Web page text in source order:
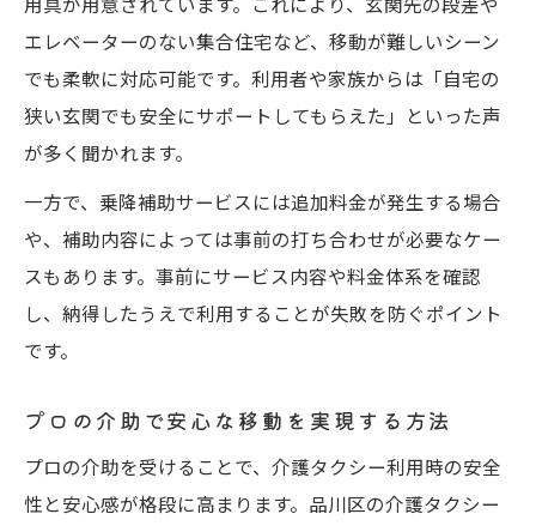
エレベーターのない集合住宅など、移動が難しいシーン
でも柔軟に対応可能です。利用者や家族からは「自宅の
狭い玄関でも安全にサポートしてもらえた」といった声
が多く聞かれます。
一方で、乗降補助サービスには追加料金が発生する場合
や、補助内容によっては事前の打ち合わせが必要なケー
スもあります。事前にサービス内容や料金体系を確認
し、納得したうえで利用することが失敗を防ぐポイント
です。
プロの介助で安心な移動を実現する方法
プロの介助を受けることで、介護タクシー利用時の安全
性と安心感が格段に高まります。品川区の介護タクシー